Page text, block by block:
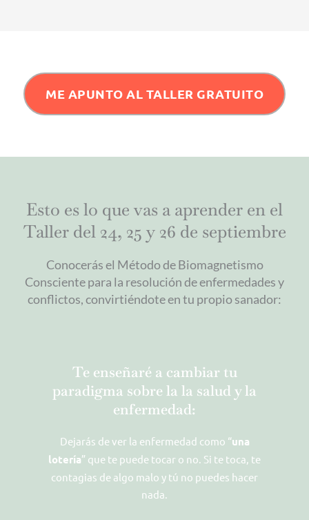
ME APUNTO AL TALLER GRATUITO
Esto es lo que vas a aprender en el
Taller del 24, 25 y 26 de septiembre
Conocerás el Método de Biomagnetismo
Consciente para la resolución de enfermedades y
conflictos, convirtiéndote en tu propio sanador:
Te enseñaré a cambiar tu
paradigma sobre la la salud y la
enfermedad:
Dejarás de ver la enfermedad como “una
lotería” que te puede tocar o no. Si te toca, te
contagias de algo malo y tú no puedes hacer
nada.